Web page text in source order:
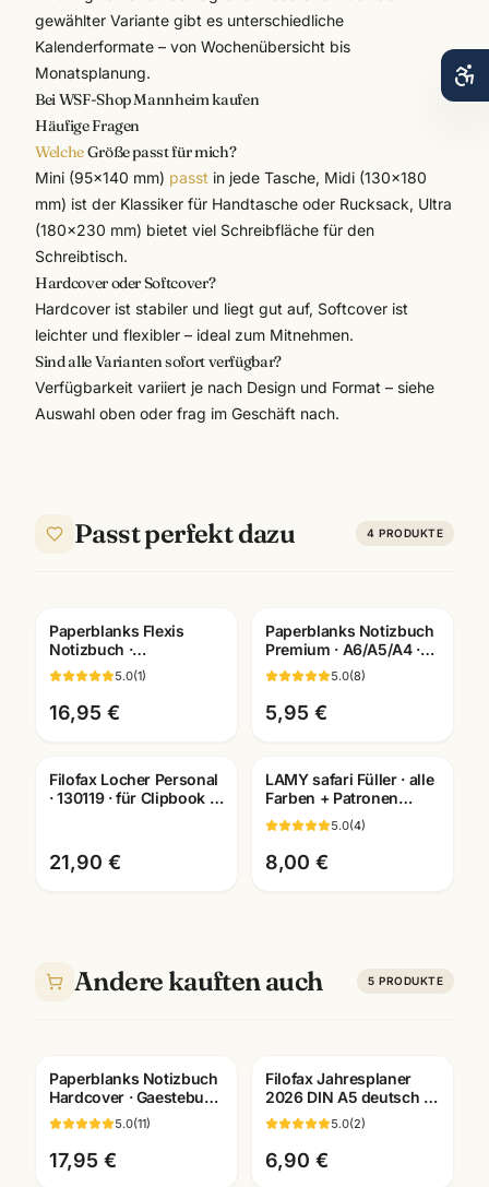
gewählter Variante gibt es unterschiedliche
Kalenderformate – von Wochenübersicht bis
Monatsplanung.
Bei WSF-Shop Mannheim kaufen
Häufige Fragen
WelcheGröße passt für mich?
Mini (95×140 mm) passt in jede Tasche, Midi (130×180
mm) ist der Klassiker für Handtasche oder Rucksack, Ultra
(180×230 mm) bietet viel Schreibfläche für den
Schreibtisch.
Hardcover oder Softcover?
Hardcover ist stabiler und liegt gut auf, Softcover ist
leichter und flexibler – ideal zum Mitnehmen.
Sind alle Varianten sofort verfügbar?
Verfügbarkeit variiert je nach Design und Format – siehe
Auswahl oben oder frag im Geschäft nach.
Passt perfekt dazu 4 PRODUKTE
Paperblanks Flexis
Notizbuch ·
Mini/Midi/Ultra ·
Premium-Einband ·
Mannheim
5.0(1)
16,95 €
Paperblanks Notizbuch
Premium · A6/A5/A4 ·
Schulbedarf Mannheim
5.0(8)
5,95 €
Filofax Locher Personal
· 130119 · für Clipbook +
21,90 €
LAMY safari Füller · alle
Farben + Patronen
wählbar · Schulfüller
Mannheim
5.0(4)
8,00 €
Andere kauften auch 5 PRODUKTE
Paperblanks Notizbuch
Hardcover · Gaestebuch
+ Skizzenbuch ·
Bueroausstattung
Mannheim
5.0(11)
17,95 €
Filofax Jahresplaner
2026 DIN A5 deutsch ·
Kalendereinlage · Art.
26-68554
5.0(2)
6,90 €